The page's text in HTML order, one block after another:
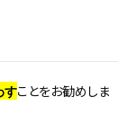
すことをお勧めしま